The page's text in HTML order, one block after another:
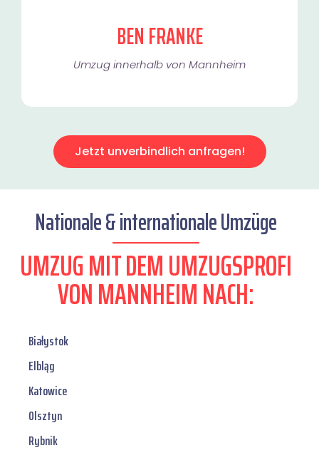
BEN FRANKE
Umzug innerhalb von Mannheim​
Jetzt unverbindlich anfragen!
Nationale & internationale Umzüge
UMZUG MIT DEM UMZUGSPROFI
VON MANNHEIM NACH:
Białystok
Elbląg
Katowice
Olsztyn
Rybnik